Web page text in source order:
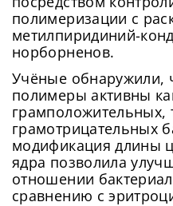
полимеризации с
метилпиридиний-
норборненов.
Учёные обнаружили,
полимеры активны
грамположительных,
грамотрицательных
модификация длины
ядра позволила
отношении
сравнению с